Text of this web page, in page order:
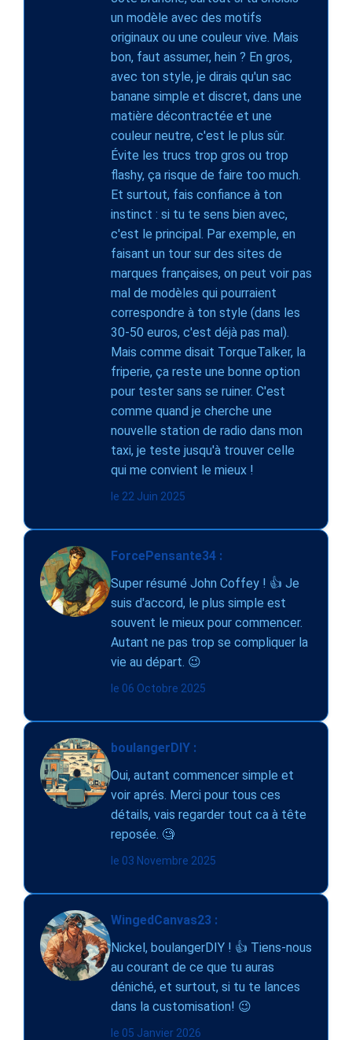
un modèle avec des motifs
originaux ou une couleur vive. Mais
bon, faut assumer, hein ? En gros,
avec ton style, je dirais qu'un sac
banane simple et discret, dans une
matière décontractée et une
couleur neutre, c'est le plus sûr.
Évite les trucs trop gros ou trop
flashy, ça risque de faire too much.
Et surtout, fais confiance à ton
instinct : si tu te sens bien avec,
c'est le principal. Par exemple, en
faisant un tour sur des sites de
marques françaises, on peut voir pas
mal de modèles qui pourraient
correspondre à ton style (dans les
30-50 euros, c'est déjà pas mal).
Mais comme disait TorqueTalker, la
friperie, ça reste une bonne option
pour tester sans se ruiner. C'est
comme quand je cherche une
nouvelle station de radio dans mon
taxi, je teste jusqu'à trouver celle
qui me convient le mieux !
le 22 Juin 2025
ForcePensante34 :
Super résumé John Coffey ! 👍 Je
suis d'accord, le plus simple est
souvent le mieux pour commencer.
Autant ne pas trop se compliquer la
vie au départ. 😉
le 06 Octobre 2025
boulangerDIY :
Oui, autant commencer simple et
voir aprés. Merci pour tous ces
détails, vais regarder tout ca à tête
reposée. 🧐
le 03 Novembre 2025
WingedCanvas23 :
Nickel, boulangerDIY ! 👍 Tiens-nous
au courant de ce que tu auras
déniché, et surtout, si tu te lances
dans la customisation! 😉
le 05 Janvier 2026